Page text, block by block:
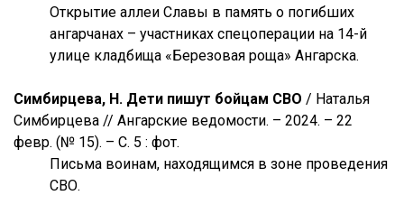
Открытие аллеи Славы в память о погибших
ангарчанах – участниках спецоперации на 14-й
улице кладбища «Березовая роща» Ангарска.
Симбирцева, Н. Дети пишут бойцам СВО / Наталья
Симбирцева // Ангарские ведомости. – 2024. – 22
февр. (№ 15). – С. 5 : фот.
Письма воинам, находящимся в зоне проведения
СВО.